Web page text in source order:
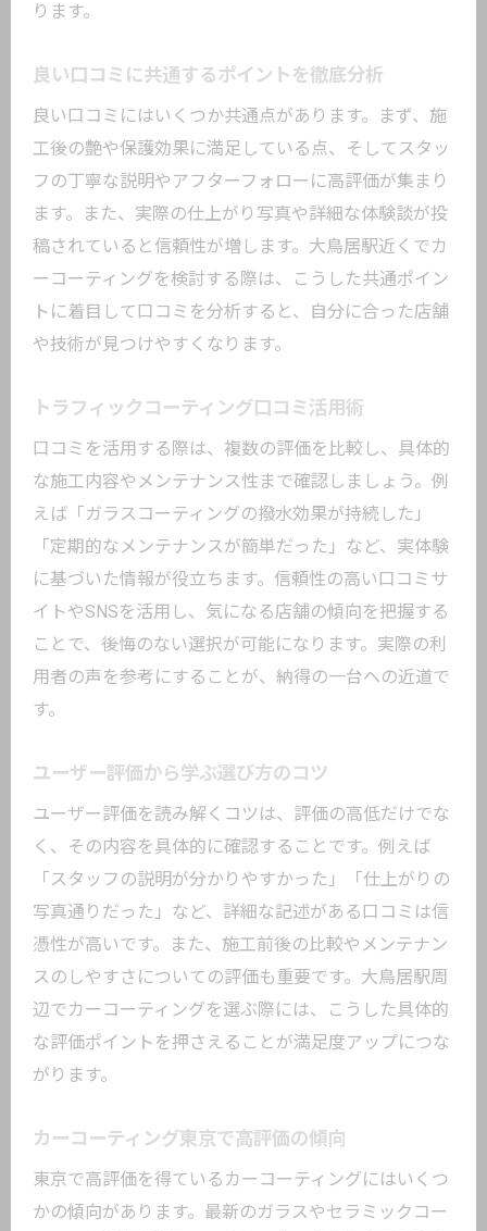
ります。
良い口コミに共通するポイントを徹底分析
良い口コミにはいくつか共通点があります。まず、施
工後の艶や保護効果に満足している点、そしてスタッ
フの丁寧な説明やアフターフォローに高評価が集まり
ます。また、実際の仕上がり写真や詳細な体験談が投
稿されていると信頼性が増します。大鳥居駅近くでカ
ーコーティングを検討する際は、こうした共通ポイン
トに着目して口コミを分析すると、自分に合った店舗
や技術が見つけやすくなります。
トラフィックコーティング口コミ活用術
口コミを活用する際は、複数の評価を比較し、具体的
な施工内容やメンテナンス性まで確認しましょう。例
えば「ガラスコーティングの撥水効果が持続した」
「定期的なメンテナンスが簡単だった」など、実体験
に基づいた情報が役立ちます。信頼性の高い口コミサ
イトやSNSを活用し、気になる店舗の傾向を把握する
ことで、後悔のない選択が可能になります。実際の利
用者の声を参考にすることが、納得の一台への近道で
す。
ユーザー評価から学ぶ選び方のコツ
ユーザー評価を読み解くコツは、評価の高低だけでな
く、その内容を具体的に確認することです。例えば
「スタッフの説明が分かりやすかった」「仕上がりの
写真通りだった」など、詳細な記述がある口コミは信
憑性が高いです。また、施工前後の比較やメンテナン
スのしやすさについての評価も重要です。大鳥居駅周
辺でカーコーティングを選ぶ際には、こうした具体的
な評価ポイントを押さえることが満足度アップにつな
がります。
カーコーティング東京で高評価の傾向
東京で高評価を得ているカーコーティングにはいくつ
かの傾向があります。最新のガラスやセラミックコー